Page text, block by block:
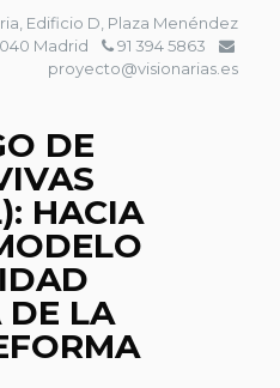
Edificio D, Plaza Menéndez
Madrid
91 394 5863
proyecto@visionarias.es
DE
HACIA
DE LA